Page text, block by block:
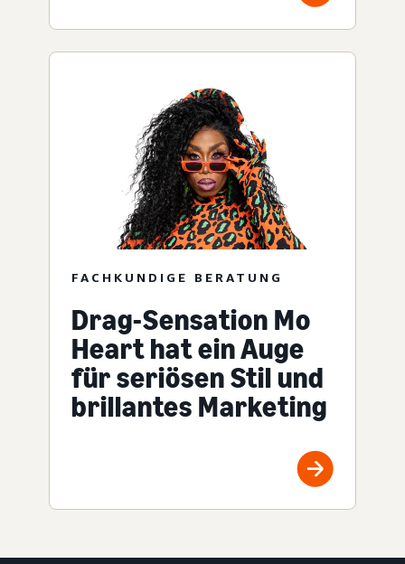
FACHKUNDIGE BERATUNG
Drag-Sensation Mo
Heart hat ein Auge
für seriösen Stil und
brillantes Marketing